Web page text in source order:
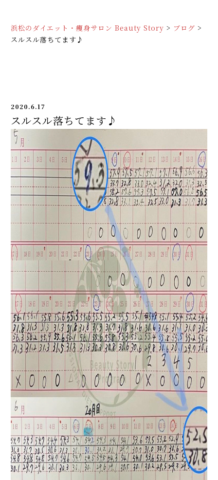
浜松のダイエット・痩身サロン Beauty Story > ブログ >
スルスル落ちてます♪
2020.6.17
スルスル落ちてます♪